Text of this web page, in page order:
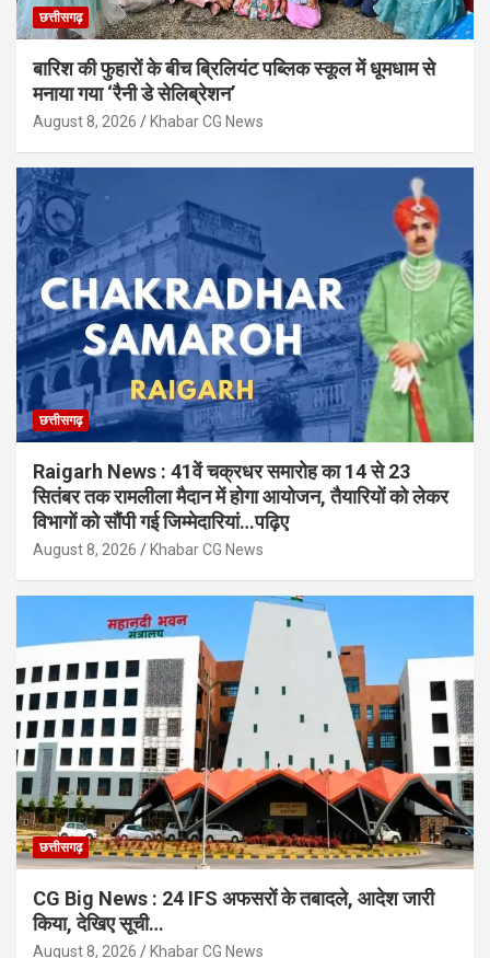
छत्तीसगढ़
बारिश की फुहारों के बीच ब्रिलियंट पब्लिक स्कूल में धूमधाम से
मनाया गया ‘रैनी डे सेलिब्रेशन’
August 8, 2026 Khabar CG News
छत्तीसगढ़
Raigarh News : 41वें चक्रधर समारोह का 14 से 23
सितंबर तक रामलीला मैदान में होगा आयोजन, तैयारियों को लेकर
विभागों को सौंपी गई जिम्मेदारियां…पढ़िए
August 8, 2026 Khabar CG News
छत्तीसगढ़
CG Big News : 24 IFS अफसरों के तबादले, आदेश जारी
किया, देखिए सूची…
August 8, 2026 Khabar CG News